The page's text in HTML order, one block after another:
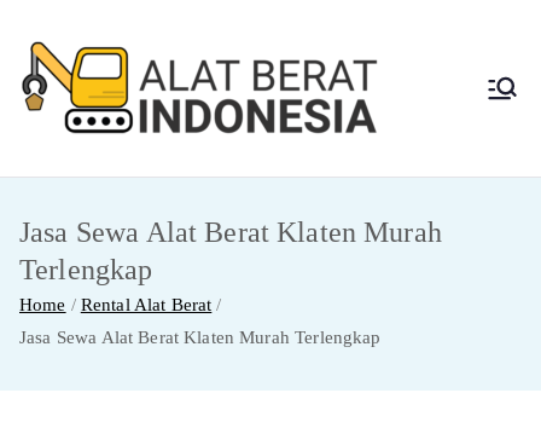
content
Berat
Indon
Jasa Sewa Alat
Jasa Sewa Alat Berat Klaten Murah
Terlengkap
Home
Rental Alat Berat
Jasa Sewa Alat Berat Klaten Murah Terlengkap